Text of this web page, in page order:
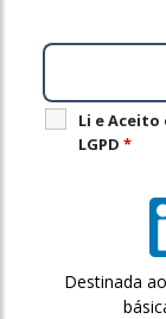
Li e
LGPD *
Destinada